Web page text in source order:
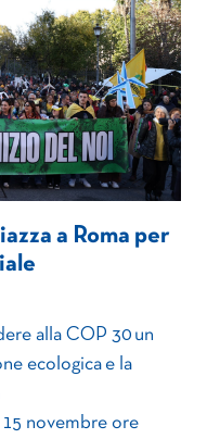
a Roma per
alla COP 30 un
ecologica e la
novembre ore